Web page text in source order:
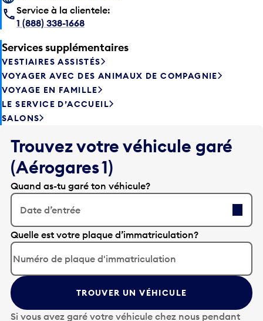
Service à la clientele:
1 (888) 338-1668
Services supplémentaires
VESTIAIRES ASSISTÉS
VOYAGER AVEC DES ANIMAUX DE COMPAGNIE
VOYAGE EN FAMILLE
LE SERVICE D’ACCUEIL
SALONS
Trouvez votre véhicule garé
(Aérogares 1)
Quand as-tu garé ton véhicule?
Date d’entrée
A
p
p
u
y
e
z
Quelle est votre plaque d’immatriculation?
TROUVER UN VÉHICULE
Si vous avez garé votre véhicule chez nous pendant